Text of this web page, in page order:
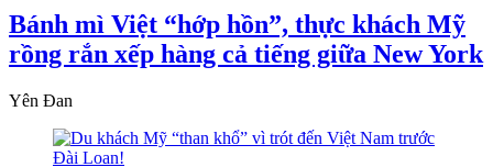
Bánh mì Việt “hớp hồn”, thực khách Mỹ
rồng rắn xếp hàng cả tiếng giữa New York
Yên Đan